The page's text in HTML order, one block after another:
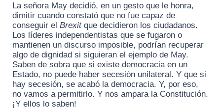
La señora May decidió, en un gesto que le honra,
dimitir cuando constató que no fue capaz de
conseguir el Brexitque decidieron los ciudadanos.
Los líderes independentistas que se fugaron o
mantienen un discurso imposible, podrían recuperar
algo de dignidad si siguieran el ejemplo de May.
Saben de sobra que si existe democracia en un
Estado, no puede haber secesión unilateral. Y que si
hay secesión, se acabó la democracia. Y, por eso,
no vamos a permitirlo. Y nos ampara la Constitución.
¡Y ellos lo saben!